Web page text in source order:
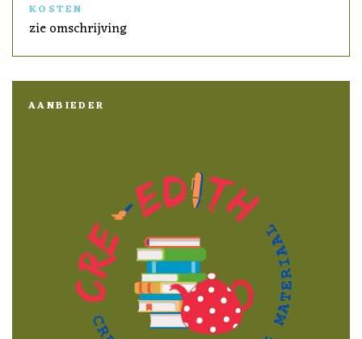
KOSTEN
zie omschrijving
AANBIEDER